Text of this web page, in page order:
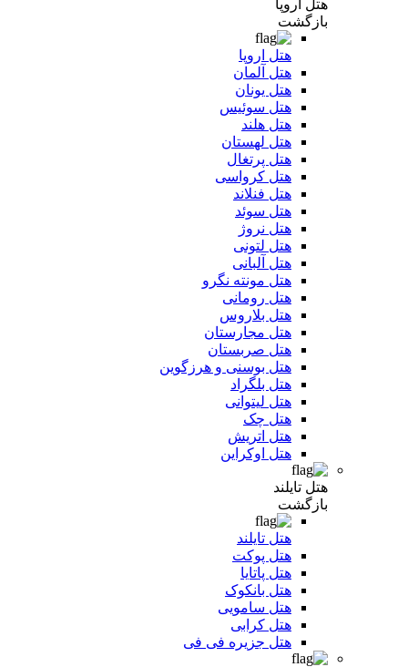
هتل اروپا
بازگشت
هتل اروپا
هتل آلمان
هتل یونان
هتل سوئیس
هتل هلند
هتل لهستان
هتل پرتغال
هتل کرواسی
هتل فنلاند
هتل سوئد
هتل نروژ
هتل لتونی
هتل آلبانی
هتل مونته نگرو
هتل رومانی
هتل بلاروس
هتل مجارستان
هتل صربستان
هتل بوسنی و هرزگوین
هتل بلگراد
هتل لیتوانی
هتل چک
هتل اتریش
هتل اوکراین
هتل تایلند
بازگشت
هتل تایلند
هتل پوکت
هتل پاتایا
هتل بانکوک
هتل سامویی
هتل کرابی
هتل جزیره فی فی